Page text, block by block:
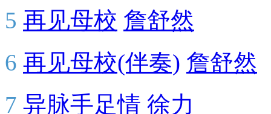
5 再见母校 詹舒然
6 再见母校(伴奏) 詹舒然
7 异脉手足情 徐力